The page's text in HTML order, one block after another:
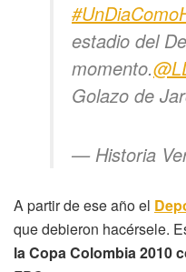
estadio del
momento.
Golazo de
— Historia
A partir de ese año el
que debieron hacérsele.
la Copa Colombia 2010